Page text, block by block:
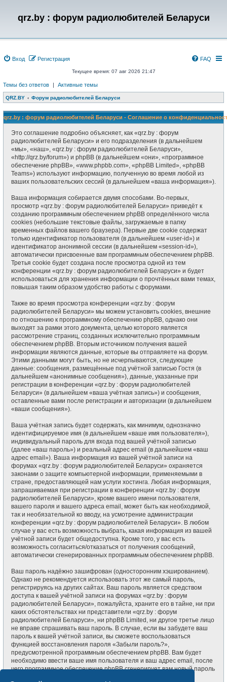
qrz.by : форум радиолюбителей Беларуси
Вход Регистрация FAQ
Текущее время: 07 авг 2026 21:47
Темы без ответов | Активные темы
QRZ.BY Форум радиолюбителей Беларуси
qrz.by : форум радиолюбителей Беларуси - Соглашение о
Это соглашение подробно объясняет, как «qrz.by : форум
радиолюбителей Беларуси» и его подразделения (в дальнейшем
«мы», «наш», «qrz.by : форум радиолюбителей Беларуси»,
«http://qrz.by/forum») и phpBB (в дальнейшем «они», «программное
обеспечение phpBB», «www.phpbb.com», «phpBB Limited», «phpBB
Teams») используют информацию, полученную во время любой из
ваших пользовательских сессий (в дальнейшем «ваша информация»).
Ваша информация собирается двумя способами. Во-первых,
просмотр «qrz.by : форум радиолюбителей Беларуси» приведёт к
созданию программным обеспечением phpBB определённого числа
cookies (небольшие текстовые файлы, загружаемые в папку
временных файлов вашего браузера). Первые две cookie содержат
только идентификатор пользователя (в дальнейшем «user-id») и
идентификатор анонимной сессии (в дальнейшем «session-id»),
автоматически присвоенные вам программным обеспечением phpBB.
Третья cookie будет создана после просмотра одной из тем
конференции «qrz.by : форум радиолюбителей Беларуси» и будет
использоваться для хранения информации о прочтённых вами темах,
повышая таким образом удобство работы с форумами.
Также во время просмотра конференции «qrz.by : форум
радиолюбителей Беларуси» мы можем установить cookies, внешние
по отношению к программному обеспечению phpBB, однако они
выходят за рамки этого документа, целью которого является
рассмотрение страниц, созданных исключительно программным
обеспечением phpBB. Вторым источником получения вашей
информации являются данные, которые вы отправляете на форум.
Этими данными могут быть, но не исчерпываются, следующие
данные: сообщения, размещённые под учётной записью Гостя (в
дальнейшем «анонимные сообщения»), данные, указанные при
регистрации в конференции «qrz.by : форум радиолюбителей
Беларуси» (в дальнейшем «ваша учётная запись») и сообщения,
оставленные вами после регистрации и авторизации (в дальнейшем
«ваши сообщения»).
Ваша учётная запись будет содержать, как минимум, однозначно
идентифицируемое имя (в дальнейшем «ваше имя пользователя»),
индивидуальный пароль для входа под вашей учётной записью
(далее «ваш пароль») и реальный адрес email (в дальнейшем «ваш
адрес email»). Ваша информация из вашей учётной записи на
форумах «qrz.by : форум радиолюбителей Беларуси» охраняется
законами о защите компьютерной информации, применяемыми в
стране, предоставляющей нам услуги хостинга. Любая информация,
запрашиваемая при регистрации в конференции «qrz.by : форум
радиолюбителей Беларуси», кроме вашего имени пользователя,
вашего пароля и вашего адреса email, может быть как необходимой,
так и необязательной ко вводу, на усмотрение администрации
конференции «qrz.by : форум радиолюбителей Беларуси». В любом
случае у вас есть возможность выбрать, какая информация из вашей
учётной записи будет общедоступна. Кроме того, у вас есть
возможность согласиться/отказаться от получения сообщений,
автоматически сгенерированных программным обеспечением phpBB.
Ваш пароль надёжно зашифрован (односторонним хэшированием).
Однако не рекомендуется использовать этот же самый пароль,
регистрируясь на других сайтах. Ваш пароль является средством
доступа к вашей учётной записи на форумах «qrz.by : форум
радиолюбителей Беларуси», пожалуйста, храните его в тайне, ни при
каких обстоятельствах ни представители «qrz.by : форум
радиолюбителей Беларуси», ни phpBB Limited, ни другое третье лицо
не вправе спрашивать ваш пароль. В случае, если вы забудете ваш
пароль к вашей учётной записи, вы сможете воспользоваться
функцией восстановления пароля «Забыли пароль?»,
предусмотренной программным обеспечением phpBB. Вам будет
необходимо ввести ваше имя пользователя и ваш адрес email, после
чего программное обеспечение phpBB сгенерирует вам новый пароль